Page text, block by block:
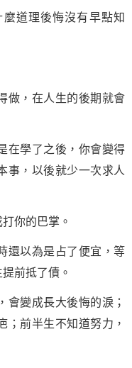
道理後悔沒有早點知
，在人生的後期就會
學了之後，你會變得
事，以後就少一次求人
你的巴掌。
以為是占了便宜，等
前抵了債。
變成長大後悔的淚；
；前半生不知道努力，